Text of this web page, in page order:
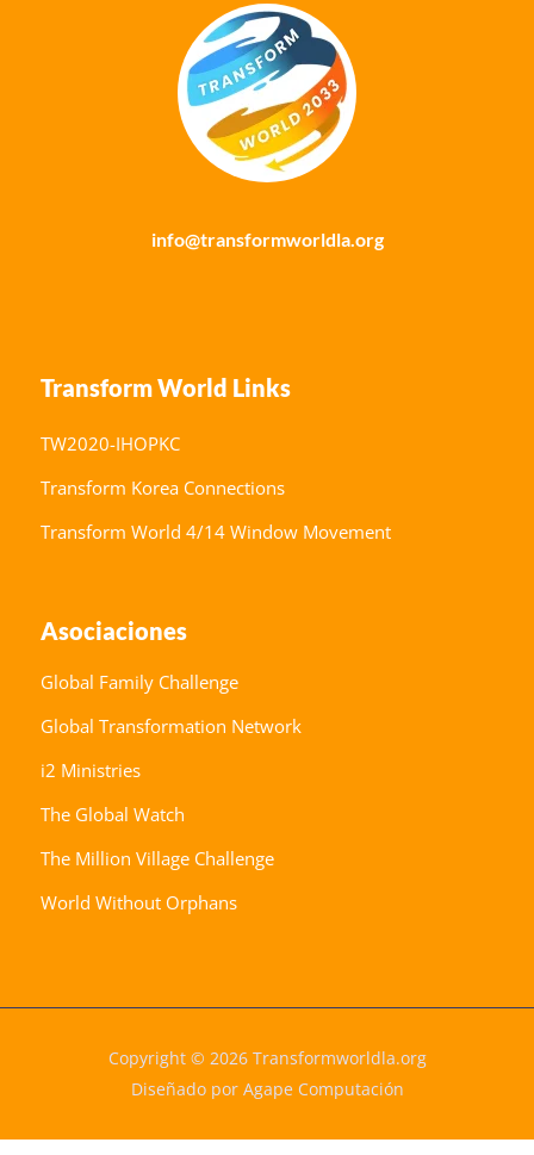
info@transformworldla.org
Transform World Links
TW2020-IHOPKC
Transform Korea Connections
Transform World 4/14 Window Movement
Asociaciones
Global Family Challenge
Global Transformation Network
i2 Ministries
The Global Watch
The Million Village Challenge
World Without Orphans
Copyright © 2026 Transformworldla.org
Diseñado por Agape Computación